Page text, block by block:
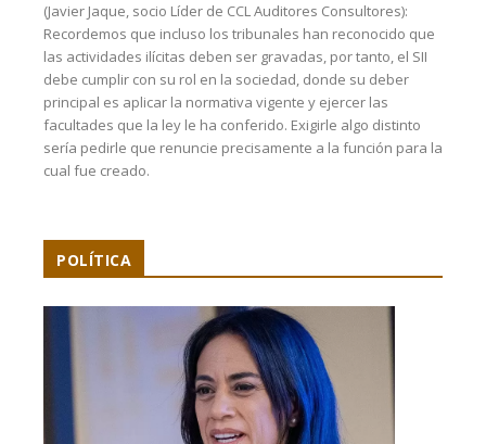
(Javier Jaque, socio Líder de CCL Auditores Consultores):
Recordemos que incluso los tribunales han reconocido que
las actividades ilícitas deben ser gravadas, por tanto, el SII
debe cumplir con su rol en la sociedad, donde su deber
principal es aplicar la normativa vigente y ejercer las
facultades que la ley le ha conferido. Exigirle algo distinto
sería pedirle que renuncie precisamente a la función para la
cual fue creado.
POLÍTICA